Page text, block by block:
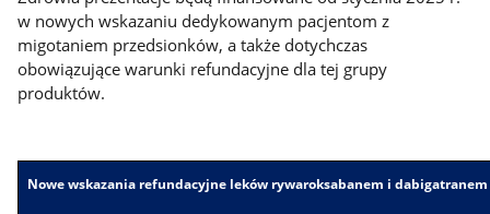
w nowych wskazaniu dedykowanym pacjentom z
migotaniem przedsionków, a także dotychczas
obowiązujące warunki refundacyjne dla tej grupy
produktów.
Nowe wskazania refundacyjne leków rywaroksabanem i